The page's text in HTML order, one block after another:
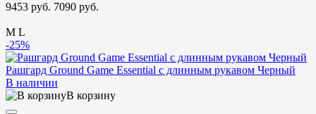
9453 руб. 7090 руб.
M L
-25%
Рашгард Ground Game Essential с длинным рукавом Черный
В наличии
В корзину